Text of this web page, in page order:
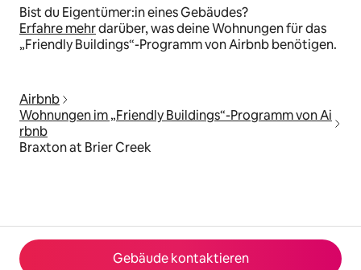
Gebäude kontaktieren
Bist du Eigentümer:in eines Gebäudes?
Erfahre mehrdarüber, was deine Wohnungen für das
„Friendly Buildings“-Programm von Airbnb benötigen.
Airbnb
Wohnungen im „Friendly Buildings“-Programm von Ai
rbnb
Braxton at Brier Creek